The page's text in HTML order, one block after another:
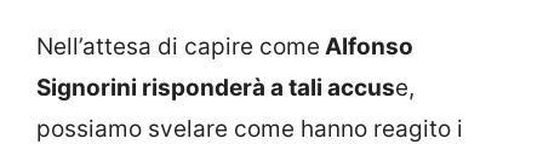
Nell’attesa di capire come Alfonso
Signorini risponderà a tali accuse,
possiamo svelare come hanno reagito i